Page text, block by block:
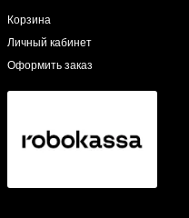
Корзина
Личный кабинет
Оформить заказ